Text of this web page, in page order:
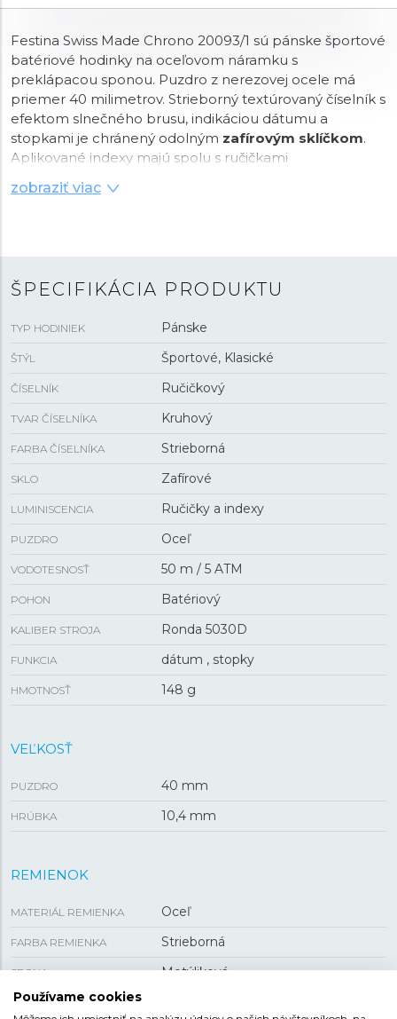
Festina Swiss Made Chrono 20093/1 sú pánske športové
batériové hodinky na oceľovom náramku s
preklápacou sponou. Puzdro z nerezovej ocele má
priemer 40 milimetrov. Strieborný textúrovaný číselník s
efektom slnečného brusu, indikáciou dátumu a
stopkami je chránený odolným zafírovým sklíčkom.
Aplikované indexy majú spolu s ručičkami
luminiscenčný náter
čitateľnosť za zhoršených svetelných podmienok. Chod
pri sprchovaní.
zobraziť viac
ŠPECIFIKÁCIA PRODUKTU
TYP HODINIEK Pánske
ŠTÝL Športové, Klasické
ČÍSELNÍK Ručičkový
TVAR ČÍSELNÍKA Kruhový
FARBA ČÍSELNÍKA Strieborná
SKLO Zafírové
LUMINISCENCIA Ručičky a indexy
PUZDRO Oceľ
VODOTESNOSŤ 50 m / 5 ATM
POHON Batériový
KALIBER STROJA Ronda 5030D
FUNKCIA dátum , stopky
HMOTNOSŤ 148 g
VEĽKOSŤ
PUZDRO 40 mm
HRÚBKA 10,4 mm
REMIENOK
MATERIÁL REMIENKA Oceľ
FARBA REMIENKA Strieborná
SPONA Motýliková
ROZTEČ
Používame cookies